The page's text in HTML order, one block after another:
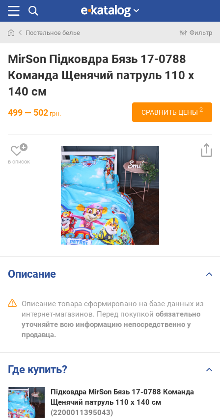
раньше
Постельное белье Фильтр
MirSon Підковдра Бязь 17-0788
Команда Щенячий патруль 110 x
140 см
499 — 502 грн. СРАВНИТЬ ЦЕНЫ 2
в список
Описание
Описание товара сформировано на базе данных из
интернет-магазинов. Перед покупкой обязательно
уточняйте всю информацию непосредственно у
продавца.
Где купить?
Підковдра MirSon Бязь 17-0788 Команда
Щенячий патруль 110 x 140 см
(2200011395043)